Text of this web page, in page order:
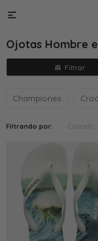

Ojotas Hombre
Championes
Filtrando por: Calzado